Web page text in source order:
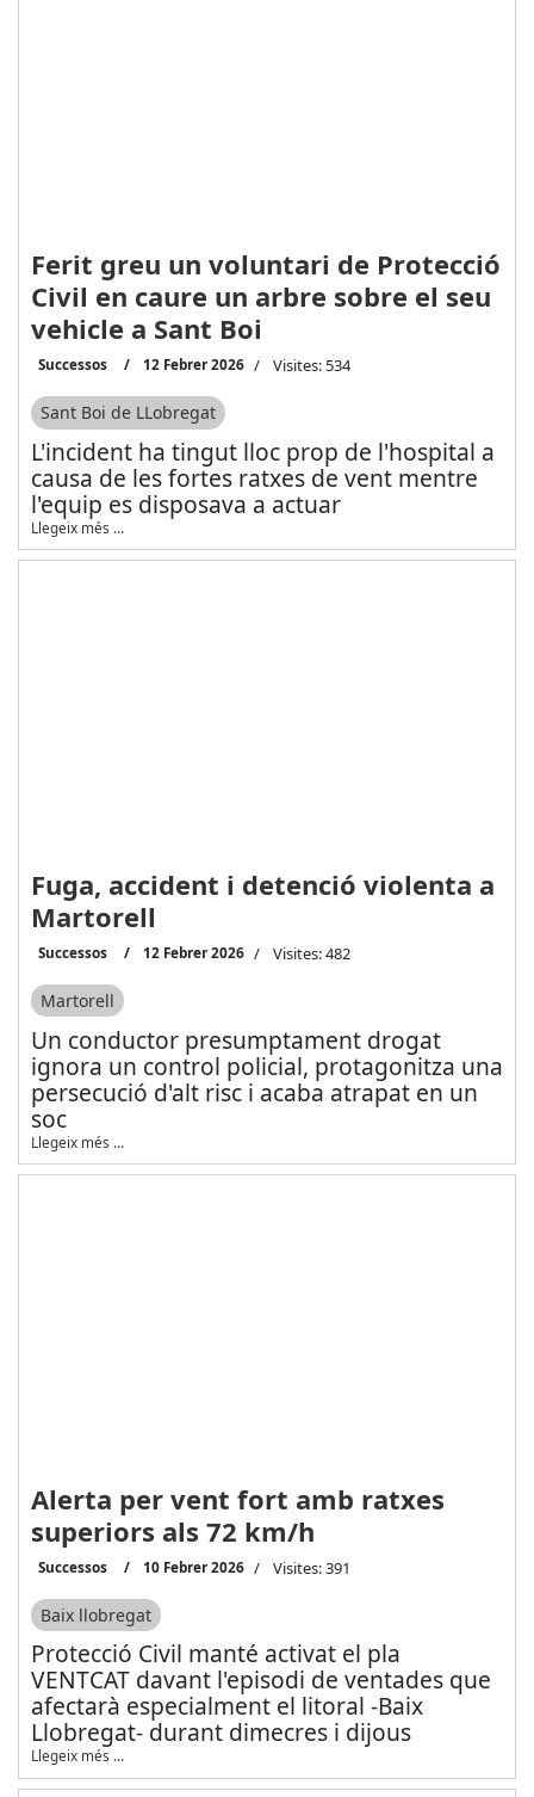
Ferit greu un voluntari de Protecció
Civil en caure un arbre sobre el seu
vehicle a Sant Boi
Successos 12 Febrer 2026 Visites: 534
Sant Boi de LLobregat
L'incident ha tingut lloc prop de l'hospital a
causa de les fortes ratxes de vent mentre
l'equip es disposava a actuar
Llegeix més …
Fuga, accident i detenció violenta a
Martorell
Successos 12 Febrer 2026 Visites: 482
Martorell
Un conductor presumptament drogat
ignora un control policial, protagonitza una
persecució d'alt risc i acaba atrapat en un
soc
Llegeix més …
Alerta per vent fort amb ratxes
superiors als 72 km/h
Successos 10 Febrer 2026 Visites: 391
Baix llobregat
Protecció Civil manté activat el pla
VENTCAT davant l'episodi de ventades que
afectarà especialment el litoral -Baix
Llobregat- durant dimecres i dijous
Llegeix més …